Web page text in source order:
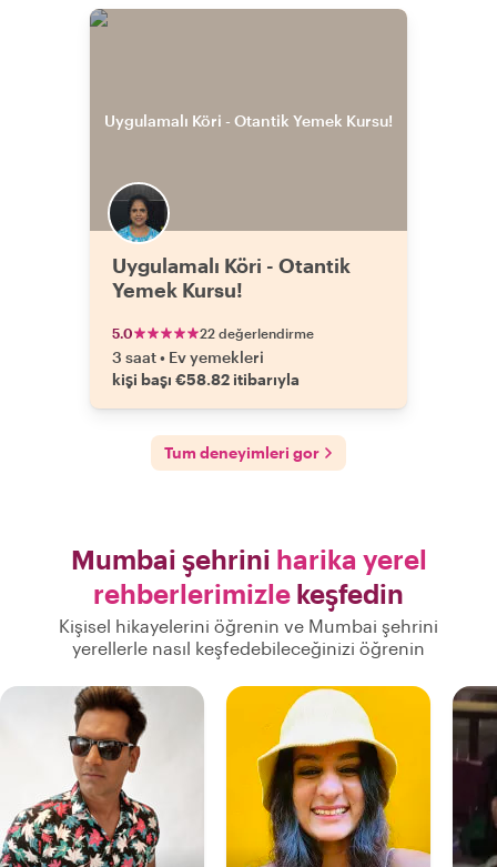
Uygulamalı Köri - Otantik
Yemek Kursu!
5.0 22 değerlendirme
3 saat• Ev yemekleri
kişi başı €58.82 itibarıyla
Tum deneyimleri gor
Mumbai şehrini harika yerel
rehberlerimizle keşfedin
Kişisel hikayelerini öğrenin ve Mumbai şehrini
yerellerle nasıl keşfedebileceğinizi öğrenin